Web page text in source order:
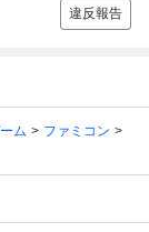
違反報告
ム
ファミコン